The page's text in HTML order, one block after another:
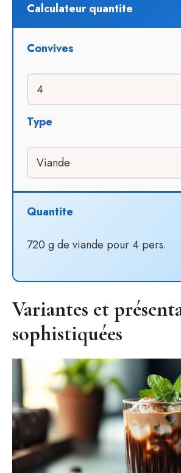
Calculateur quantite
Convives
Type
Quantite
720 g de viande pour 4 pers.
Variantes et
sophistiquées